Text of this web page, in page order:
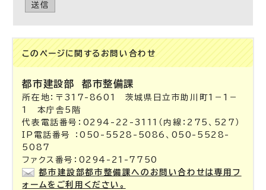
送信
このページに関する お問い合わせ
都市建設部都市整備課
所在地：〒317-8601 茨城県日立市助川町1－1－
1 本庁舎5階
代表電話番号：0294-22-3111（内線：275、527）
IP電話番号 ：050-5528-5086、050-5528-
5087
ファクス番号：0294-21-7750
都市建設部都市整備課へのお問い合わせは専用フ
ォームをご利用ください。